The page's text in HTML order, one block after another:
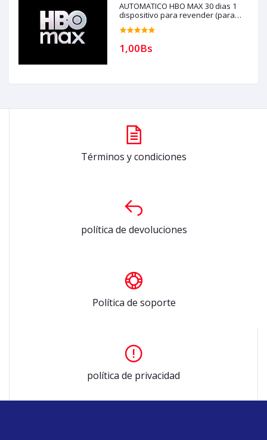
AUTOMATICO HBO MAX 30 dias 1
dispositivo para revender (para
compras solo con creditos)
1,00Bs
Términos y condiciones
política de devoluciones
Política de soporte
política de privacidad